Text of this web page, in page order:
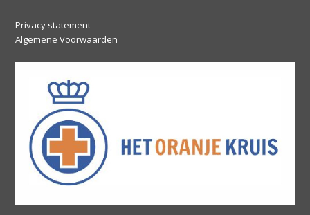
Privacy statement
Algemene Voorwaarden